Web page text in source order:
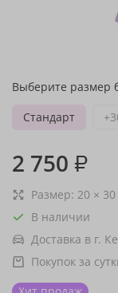
Выберите размер
Стандарт
2 750 ₽
Размер: 20 × 30
В наличии
Доставка в г.
Покупок за